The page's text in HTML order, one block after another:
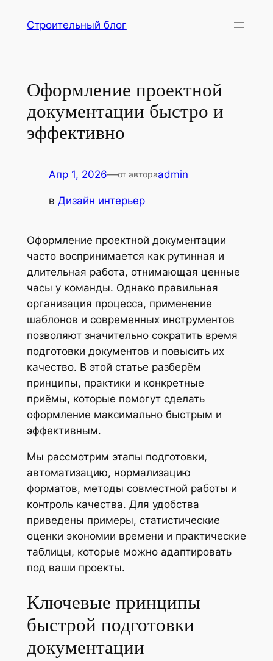
Строительный блог
Оформление проектной
документации быстро и
эффективно
Апр 1, 2026—от автораadmin
в Дизайн интерьер
Оформление проектной документации
часто воспринимается как рутинная и
длительная работа, отнимающая ценные
часы у команды. Однако правильная
организация процесса, применение
шаблонов и современных инструментов
позволяют значительно сократить время
подготовки документов и повысить их
качество. В этой статье разберём
принципы, практики и конкретные
приёмы, которые помогут сделать
оформление максимально быстрым и
эффективным.
Мы рассмотрим этапы подготовки,
автоматизацию, нормализацию
форматов, методы совместной работы и
контроль качества. Для удобства
приведены примеры, статистические
оценки экономии времени и практические
таблицы, которые можно адаптировать
под ваши проекты.
Ключевые принципы
быстрой подготовки
документации